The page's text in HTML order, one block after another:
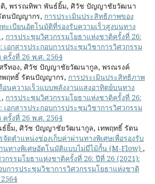
, พรรณทิพา พันธ์ยิ้ม, ศิวัช ปัญญาชัยวัฒนา
ตนปัญญากร, การประเมินประสิทธิภาพของ
ะเบียนอัตโนมัติที่รองรับความเร็วสูงบนทาง
, การประชุมวิศวกรรมโยธาแห่งชาติครั้งที่ 26:
เอกสารประกอบการประชุมวิชาการวิศวกรรม
รั้งที่ 26 พ.ศ. 2564
รีทอง, ศิวัช ปัญญาชัยวัฒนากูล, พรณรงค์
พฤทธิ์ รัตนปัญญากร, การประเมินประสิทธิภาพ
อนความเร็วแบบพลังงานแสงอาทิตย์บนทาง
, การประชุมวิศวกรรมโยธาแห่งชาติครั้งที่ 26:
เอกสารประกอบการประชุมวิชาการวิศวกรรม
รั้งที่ 26 พ.ศ. 2564
ยิ้ม, ศิวัช ปัญญาชัยวัฒนากูล, เทพฤทธิ์ รัตน
จัดตำแหน่งช่องเก็บค่าผ่านทางพิเศษเพื่อรองรับ
นทางพิเศษอัตโนมัติแบบไม่มีไม้กั้น (M-Flow) ,
กรรมโยธาแห่งชาติครั้งที่ 26: ปีที่ 26 (2021):
บการประชุมวิชาการวิศวกรรมโยธาแห่งชาติ